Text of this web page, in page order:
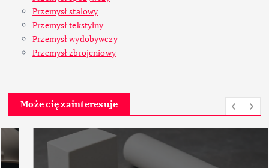
Przemysł stalowy
Przemysł tekstylny
Przemysł wydobywczy
Przemysł zbrojeniowy
Może cię zainteresuje